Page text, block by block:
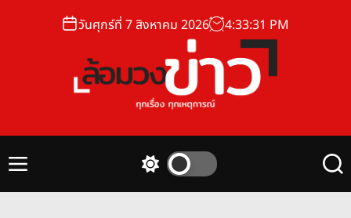
วันศุกร์ที่ 7 สิงหาคม 2026 4:33:32 PM
อ
M S